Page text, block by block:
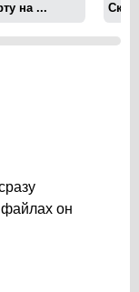
на ...
он